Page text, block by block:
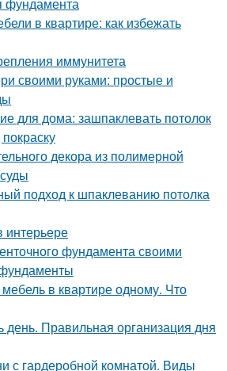
в квартире: как избежать
иммунитета
своими руками: простые и
для дома: зашпаклевать потолок
декора из полимерной
подход к шпаклеванию потолка
фундамента своими
в квартире одному. Что
день. Правильная организация дня
с гардеробной комнатой. Виды